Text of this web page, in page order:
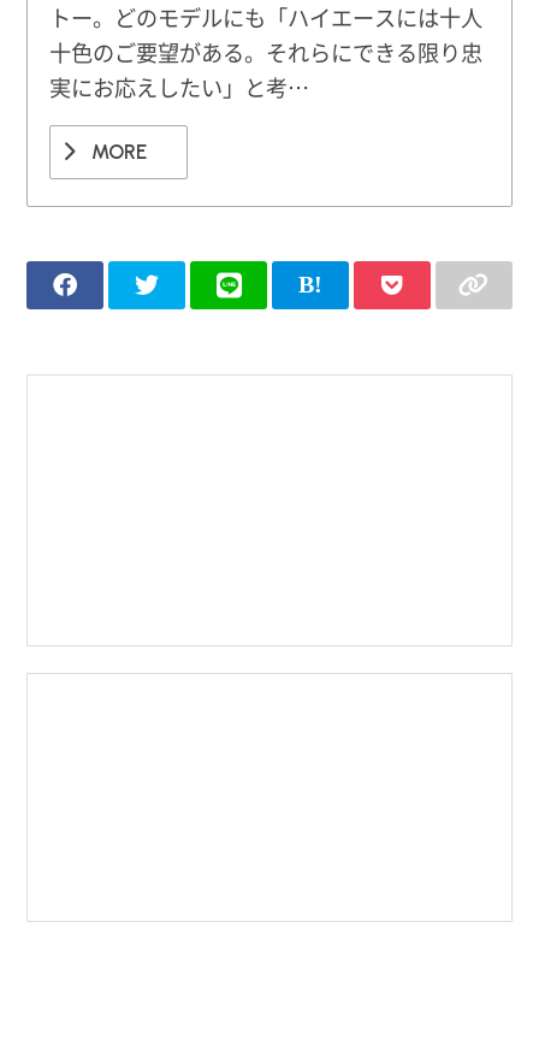
トー。どのモデルにも「ハイエースには十人
十色のご要望がある。それらにできる限り忠
実にお応えしたい」と考…
MORE